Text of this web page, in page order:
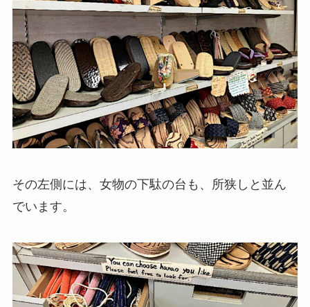
その左側には、女物の下駄の台も、所狭しと並ん
でいます。